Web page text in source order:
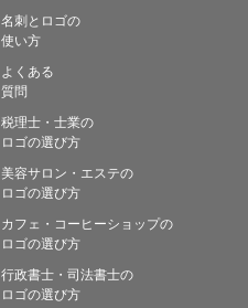
名刺とロゴの
使い方
よくある
質問
税理士・士業の
ロゴの選び方
美容サロン・エステの
ロゴの選び方
カフェ・コーヒーショップの
ロゴの選び方
行政書士・司法書士の
ロゴの選び方